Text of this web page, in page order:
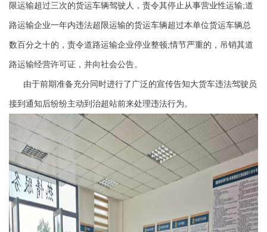
限运输超过三次的货运车辆驾驶人，责令其停止从事营业性运输;道
路运输企业一年内违法超限运输的货运车辆超过本单位货运车辆总
数百分之十的，责令道路运输企业停业整顿;情节严重的，吊销其道
路运输经营许可证，并向社会公告。
由于前期准备充分同时进行了广泛的宣传告知大货车违法驾驶员
接到通知后纷纷主动到治超站前来处理违法行为。